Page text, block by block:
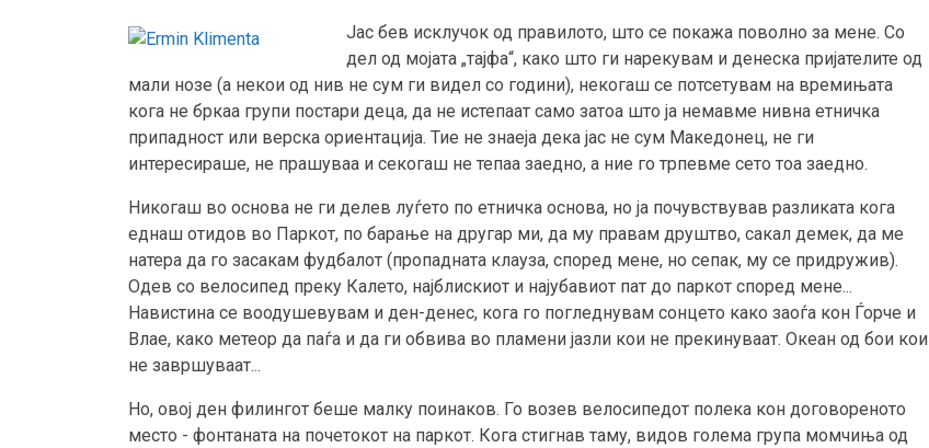
Јас бев исклучок од правилото, што се покажа поволно за мене. Со
дел од мојата „тајфа“, како што ги нарекувам и денеска пријателите од
мали нозе (а некои од нив не сум ги видел со години), некогаш се потсетувам на времињата
кога не бркаа групи постари деца, да не истепаат само затоа што ја немавме нивна етничка
припадност или верска ориентација. Тие не знаеја дека јас не сум Македонец, не ги
интересираше, не прашуваа и секогаш не тепаа заедно, а ние го трпевме сето тоа заедно.
Никогаш во основа не ги делев луѓето по етничка основа, но ја почувствував разликата кога
еднаш отидов во Паркот, по барање на другар ми, да му правам друштво, сакал демек, да ме
натера да го засакам фудбалот (пропадната клауза, според мене, но сепак, му се придружив).
Одев со велосипед преку Калето, најблискиот и најубавиот пат до паркот според мене...
Навистина се воодушевувам и ден-денес, кога го погледнувам сонцето како заоѓа кон Ѓорче и
Влае, како метеор да паѓа и да ги обвива во пламени јазли кои не прекинуваат. Океан од бои кои
не завршуваат...
Но, овој ден филингот беше малку поинаков. Го возев велосипедот полека кон договореното
место - фонтаната на почетокот на паркот. Кога стигнав таму, видов голема група момчиња од